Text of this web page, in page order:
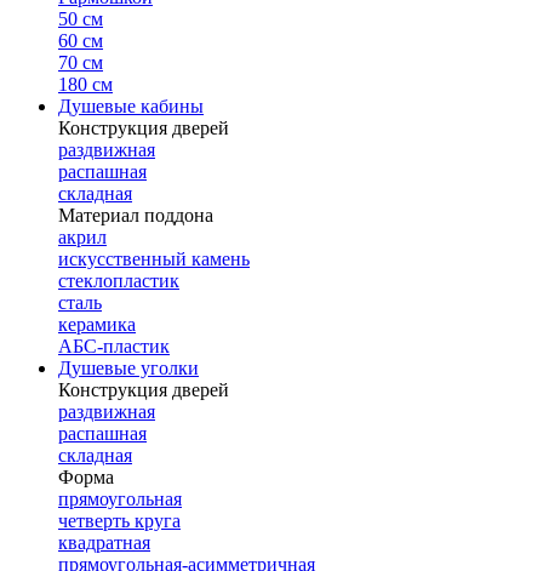
50 см
60 см
70 см
180 см
Душевые кабины
Конструкция дверей
раздвижная
распашная
складная
Материал поддона
акрил
искусственный камень
стеклопластик
сталь
керамика
АБС-пластик
Душевые уголки
Конструкция дверей
раздвижная
распашная
складная
Форма
прямоугольная
четверть круга
квадратная
прямоугольная-асимметричная